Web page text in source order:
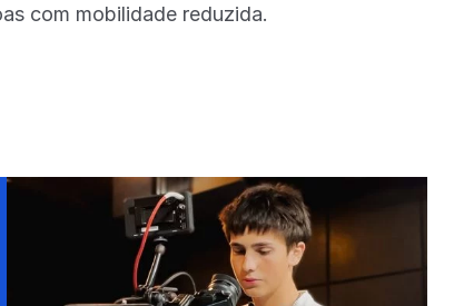
com mobilidade reduzida.